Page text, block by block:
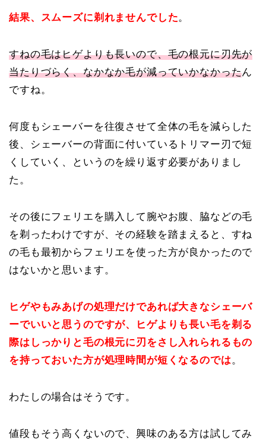
結果、スムーズに剃れませんでした。
すねの毛はヒゲよりも長いので、毛の根元に刃先が
当たりづらく、なかなか毛が減っていかなかったん
ですね。
何度もシェーバーを往復させて全体の毛を減らした
後、シェーバーの背面に付いているトリマー刃で短
くしていく、というのを繰り返す必要がありまし
た。
その後にフェリエを購入して腕やお腹、脇などの毛
を剃ったわけですが、その経験を踏まえると、すね
の毛も最初からフェリエを使った方が良かったので
はないかと思います。
ヒゲやもみあげの処理だけであれば大きなシェーバ
ーでいいと思うのですが、ヒゲよりも長い毛を剃る
際はしっかりと毛の根元に刃をさし入れられるもの
を持っておいた方が処理時間が短くなるのでは 。
わたしの場合はそうです。
値段もそう高くないので、興味のある方は試してみ